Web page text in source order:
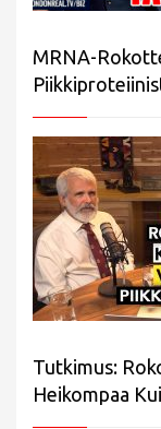
MRNA-
Tutkimus:
Heikompaa